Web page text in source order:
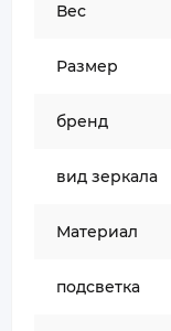
Вес
Размер
бренд
вид зеркала
Материал
подсветка